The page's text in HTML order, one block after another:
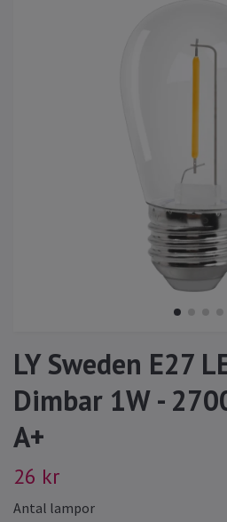
LY Sweden E27
Dimbar 1W -
A+
26 kr
Antal lampor